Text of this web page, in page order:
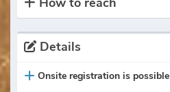
Details
Onsite registration is possible